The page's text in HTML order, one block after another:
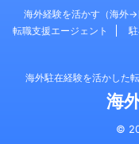
海外経験を活かす（海外→
転職支援エージェント
海外駐在経験を活かした
海
©